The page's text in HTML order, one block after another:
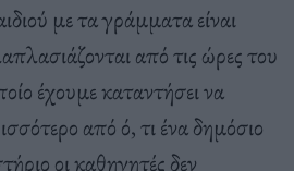
με τα γράμματα είναι
από τις ώρες του
έχουμε καταντήσει να
από ό, τι ένα δημόσιο
οι καθηγητές δεν